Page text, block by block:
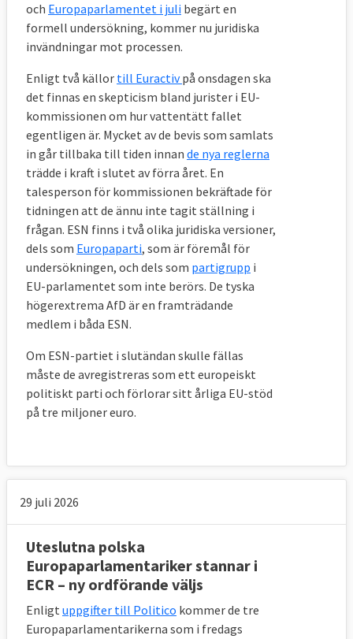
och Europaparlamentet i juli begärt en
formell undersökning, kommer nu juridiska
invändningar mot processen.
Enligt två källor till Euractivpå onsdagen ska
det finnas en skepticism bland jurister i EU-
kommissionen om hur vattentätt fallet
egentligen är. Mycket av de bevis som samlats
in går tillbaka till tiden innan de nya reglerna
trädde i kraft i slutet av förra året. En
talesperson för kommissionen bekräftade för
tidningen att de ännu inte tagit ställning i
frågan. ESN finns i två olika juridiska versioner,
dels som Europaparti, som är föremål för
undersökningen, och dels som partigrupp i
EU-parlamentet som inte berörs. De tyska
högerextrema AfD är en framträdande
medlem i båda ESN.
Om ESN-partiet i slutändan skulle fällas
måste de avregistreras som ett europeiskt
politiskt parti och förlorar sitt årliga EU-stöd
på tre miljoner euro.
29 juli 2026
Uteslutna polska
Europaparlamentariker stannar i
ECR – ny ordförande väljs
Enligt uppgifter till Politico kommer de tre
Europaparlamentarikerna som i fredags